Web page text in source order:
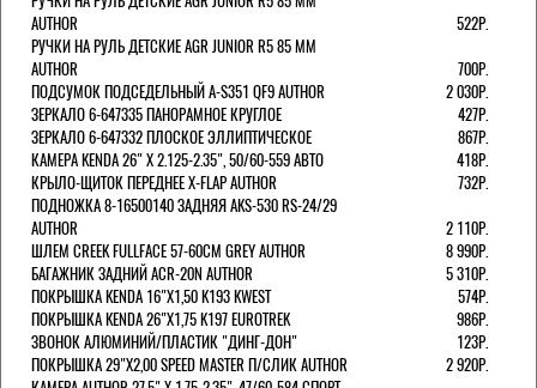
AUTHOR
522Р.
РУЧКИ НА РУЛЬ ДЕТСКИЕ AGR JUNIOR R5 85 ММ
AUTHOR
700Р.
ПОДСУМОК ПОДСЕДЕЛЬНЫЙ A-S351 QF9 AUTHOR
2 030Р.
ЗЕРКАЛО 6-647335 ПАНОРАМНОЕ КРУГЛОЕ
427Р.
ЗЕРКАЛО 6-647332 ПЛОСКОЕ ЭЛЛИПТИЧЕСКОЕ
867Р.
КАМЕРА KENDA 26" Х 2.125-2.35", 50/60-559 АВТО
418Р.
КРЫЛО-ЩИТОК ПЕРЕДНЕЕ X-FLAP AUTHOR
732Р.
ПОДНОЖКА 8-16500140 ЗАДНЯЯ AKS-530 RS-24/29
AUTHOR
2 110Р.
ШЛЕМ CREEK FULLFACE 57-60СМ GREY AUTHOR
8 990Р.
БАГАЖНИК ЗАДНИЙ ACR-20N AUTHOR
5 310Р.
ПОКРЫШКА KENDA 16"Х1,50 K193 KWEST
574Р.
ПОКРЫШКА KENDA 26"Х1,75 K197 EUROTREK
986Р.
ЗВОНОК АЛЮМИНИЙ/ПЛАСТИК "ДИНГ-ДОН"
123Р.
ПОКРЫШКА 29"Х2,00 SPEED MASTER П/СЛИК AUTHOR
2 920Р.